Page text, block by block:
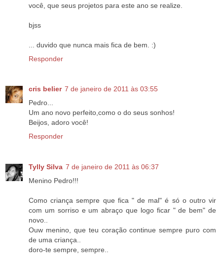
você, que seus projetos para este ano se realize.
bjss
... duvido que nunca mais fica de bem. :)
Responder
cris belier 7 de janeiro de 2011 às 03:55
Pedro...
Um ano novo perfeito,como o do seus sonhos!
Beijos, adoro você!
Responder
Tylly Silva 7 de janeiro de 2011 às 06:37
Menino Pedro!!!
Como criança sempre que fica " de mal" é só o outro vir
com um sorriso e um abraço que logo ficar " de bem" de
novo..
Ouw menino, que teu coração continue sempre puro com
de uma criança..
doro-te sempre, sempre..